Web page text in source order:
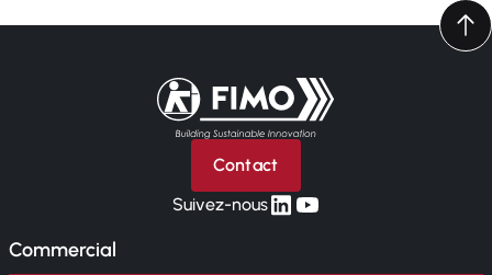
Retour à l'accueil
Contact
Suivez-nouslinkedin
yt
Commercial